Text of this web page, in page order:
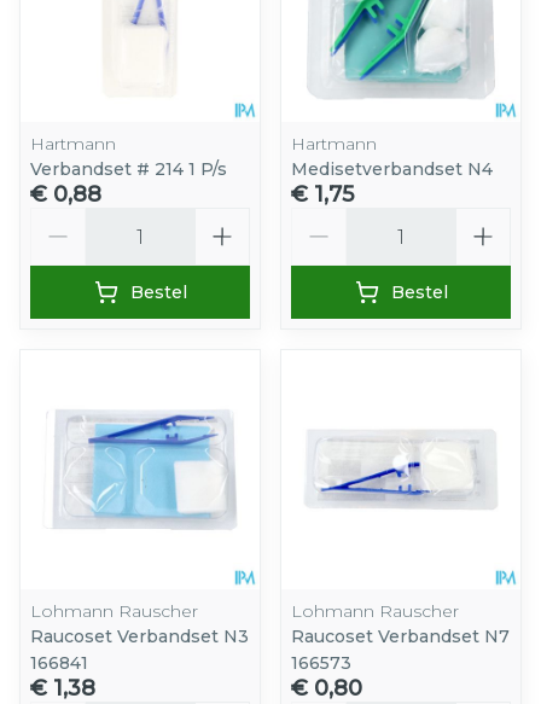
Hartmann
Verbandset # 214 1 P/s
€ 0,88
Bestel
Hartmann
Medisetverbandset N4
€ 1,75
Bestel
Lohmann Rauscher
Raucoset Verbandset N3
166841
€ 1,38
Lohmann Rauscher
Raucoset Verbandset N7
166573
€ 0,80